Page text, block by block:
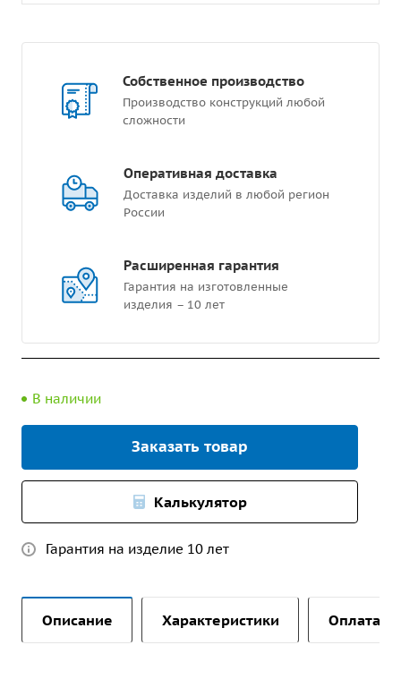
Собственное производство
Производство конструкций любой
сложности
Оперативная доставка
Доставка изделий в любой регион
России
Расширенная гарантия
Гарантия на изготовленные
изделия – 10 лет
В наличии
Заказать товар
Калькулятор
Гарантия на изделие 10 лет
Описание Характеристики Оплата и